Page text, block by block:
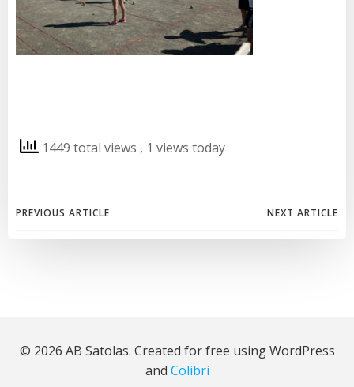
1449 total views , 1 views today
Post
PREVIOUS ARTICLE NEXT ARTICLE
© 2026 AB Satolas. Created for free using WordPress
and Colibri